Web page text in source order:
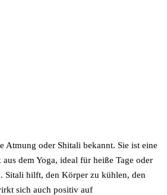
Atmung oder Shitali bekannt. Sie ist eine
dem Yoga, ideal für heiße Tage oder
Sitali hilft, den Körper zu kühlen, den
sich auch positiv auf